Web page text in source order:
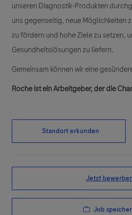
unseren Diagnostik-Produkten
uns gegenseitig, neue Möglichkeiten
zu fördern und hohe Ziele zu setzen,
Gesundheitslösungen zu liefern.
Gemeinsam können wir eine
Roche ist ein Arbeitgeber, der die
Standort erkunden
Jetzt
Job